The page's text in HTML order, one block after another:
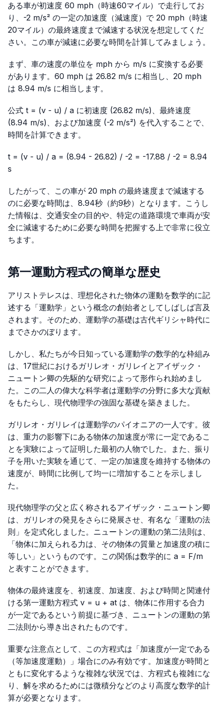
ある車が初速度 60 mph（時速60マイル）で走行してお
り、-2 m/s² の一定の加速度（減速度）で 20 mph（時速
20マイル）の最終速度まで減速する状況を想定してくだ
さい。この車が減速に必要な時間を計算してみましょう。
まず、車の速度の単位を mph から m/s に変換する必要
があります。60 mph は 26.82 m/s に相当し、20 mph
は 8.94 m/s に相当します。
公式 t = (v - u) / a に初速度 (26.82 m/s)、最終速度
(8.94 m/s)、および加速度 (-2 m/s²) を代入することで、
時間を計算できます。
t = (v - u) / a = (8.94 - 26.82) / -2 = -17.88 / -2 = 8.94
s
したがって、この車が 20 mph の最終速度まで減速する
のに必要な時間は、8.94秒（約9秒）となります。こうし
た情報は、交通安全の目的や、特定の道路環境で車両が安
全に減速するために必要な時間を把握する上で非常に役立
ちます。
第一運動方程式の簡単な歴史
アリストテレスは、理想化された物体の運動を数学的に記
述する「運動学」という概念の創始者としてしばしば言及
されます。そのため、運動学の基礎は古代ギリシャ時代に
までさかのぼります。
しかし、私たちが今日知っている運動学の数学的な枠組み
は、17世紀におけるガリレオ・ガリレイとアイザック・
ニュートン卿の先駆的な研究によって形作られ始めまし
た。この二人の偉大な科学者は運動学の分野に多大な貢献
をもたらし、現代物理学の強固な基礎を築きました。
ガリレオ・ガリレイは運動学のパイオニアの一人です。彼
は、重力の影響下にある物体の加速度が常に一定であるこ
とを実験によって証明した最初の人物でした。また、振り
子を用いた実験を通じて、一定の加速度を維持する物体の
速度が、時間に比例して均一に増加することを示しまし
た。
現代物理学の父と広く称されるアイザック・ニュートン卿
は、ガリレオの発見をさらに発展させ、有名な「運動の法
則」を定式化しました。ニュートンの運動の第二法則は、
「物体に加えられる力は、その物体の質量と加速度の積に
等しい」というものです。この関係は数学的に a = F/m
と表すことができます。
物体の最終速度を、初速度、加速度、および時間と関連付
ける第一運動方程式 v = u + at は、物体に作用する合力
が一定であるという前提に基づき、ニュートンの運動の第
二法則から導き出されたものです。
重要な注意点として、この方程式は「加速度が一定である
（等加速度運動）」場合にのみ有効です。加速度が時間と
ともに変化するような複雑な状況では、方程式も複雑にな
り、解を求めるためには微積分などのより高度な数学的計
算が必要となります。